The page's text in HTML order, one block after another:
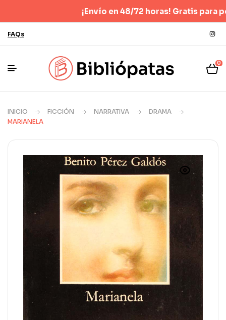
¡Envío en 48/72 horas! Gratis para
FAQs
0
INICIO FICCIÓN NARRATIVA
DRAMA
MARIANELA